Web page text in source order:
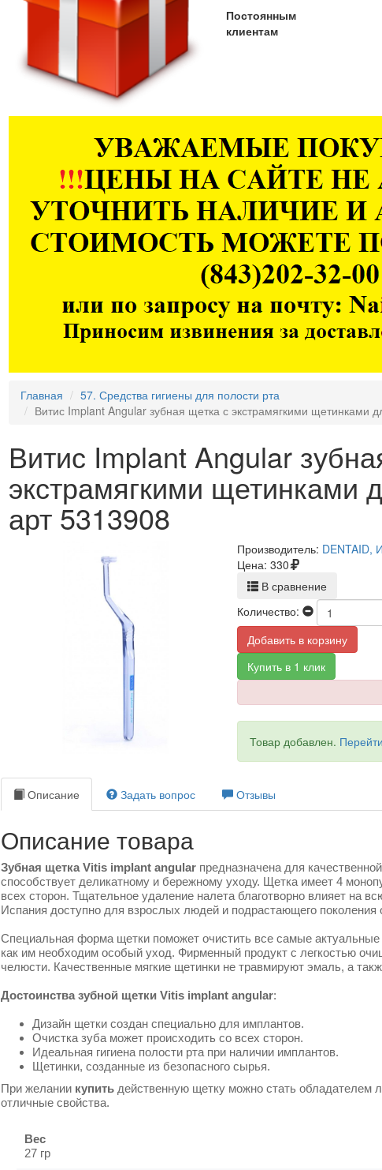
Постоянным
клиентам
Главная
57. Средства гигиены для полости рта
Витис Implant Angular зубная щетка с экстрамягкими щетинками
Витис Implant Angular
экстрамягкими щетинками
арт 5313908
Производитель: DENTAID,
Цена: 330
В сравнение
Количество:
Добавить в корзину
Купить в 1 клик
Товар добавлен.
Описание Задать вопрос Отзывы
Описание товара
Зубная щетка Vitis implant angular предназначена для
способствует деликатному и бережному уходу. Щетка имеет 4
всех сторон. Тщательное удаление налета благотворно влияет на
Испания доступно для взрослых людей и подрастающего поколения
Специальная форма щетки поможет очистить все самые
как им необходим особый уход. Фирменный продукт с легкостью
челюсти. Качественные мягкие щетинки не травмируют эмаль, а
Достоинства зубной щетки Vitis implant angular:
Дизайн щетки создан специально для имплантов.
Очистка зуба может происходить со всех сторон.
Идеальная гигиена полости рта при наличии имплантов.
Щетинки, созданные из безопасного сырья.
При желании купить действенную щетку можно стать обладателем
отличные свойства.
Вес
27 гр